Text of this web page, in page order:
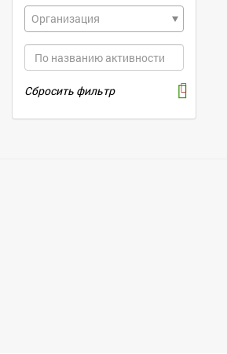
Организация
Сбросить фильтр